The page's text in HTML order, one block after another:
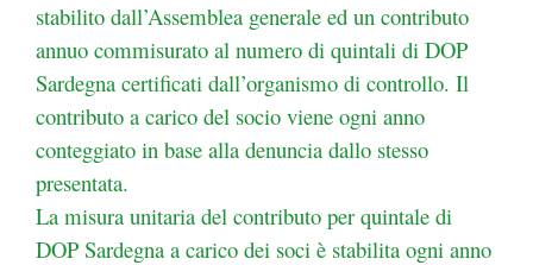
stabilito dall’Assemblea generale ed un contributo
annuo commisurato al numero di quintali di DOP
Sardegna certificati dall’organismo di controllo. Il
contributo a carico del socio viene ogni anno
conteggiato in base alla denuncia dallo stesso
presentata.
La misura unitaria del contributo per quintale di
DOP Sardegna a carico dei soci è stabilita ogni anno